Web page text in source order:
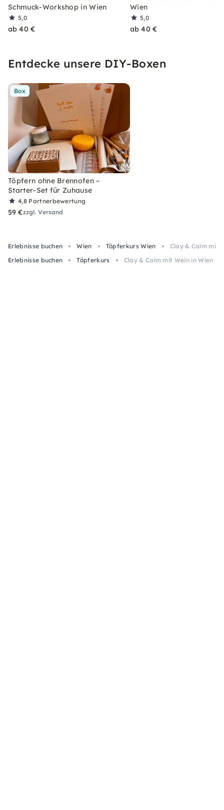
Schmuck-Workshop in Wien
5,0
ab 40 €
Wien
5,0
ab 40 €
Entdecke unsere DIY-Boxen
Box
Töpfern ohne Brennofen –
Starter-Set für Zuhause
4,8 Partnerbewertung
59 €zzgl. Versand
Erlebnisse buchen Wien Töpferkurs Wien
Clay & Calm mit
Erlebnisse buchen
Töpferkurs Clay & Calm mit Wein in Wien